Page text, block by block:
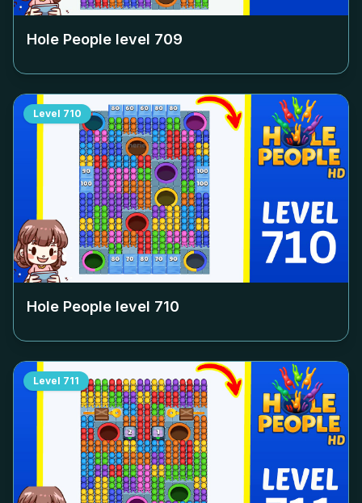
Hole People level 709
Level 710
Hole People level 710
Level 711